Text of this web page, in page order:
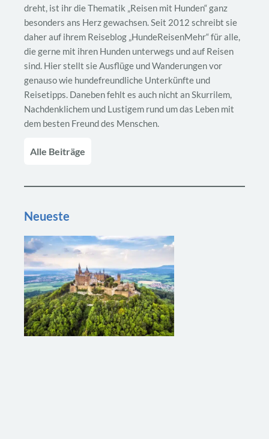
dreht, ist ihr die Thematik „Reisen mit Hunden“ ganz
besonders ans Herz gewachsen. Seit 2012 schreibt sie
daher auf ihrem Reiseblog „HundeReisenMehr“ für alle,
die gerne mit ihren Hunden unterwegs und auf Reisen
sind. Hier stellt sie Ausflüge und Wanderungen vor
genauso wie hundefreundliche Unterkünfte und
Reisetipps. Daneben fehlt es auch nicht an Skurrilem,
Nachdenklichem und Lustigem rund um das Leben mit
dem besten Freund des Menschen.
Alle Beiträge
Neueste